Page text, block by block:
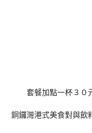
套餐加點一杯３０
銅鑼灣港式美食對與飲